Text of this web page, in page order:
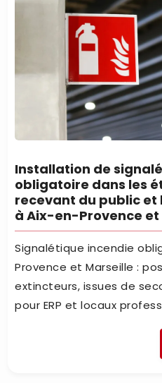
Installation de
obligatoire dans les
recevant du public et
à Aix-en-Provence et
Signalétique incendie
Provence et Marseille :
extincteurs, issues de
pour ERP et locaux